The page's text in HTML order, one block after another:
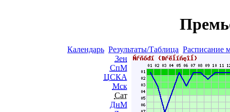
Календарь Результаты/Таблица Расписание
Зен
СпМ
ЦСКА
Мск
Сат
ДнМ